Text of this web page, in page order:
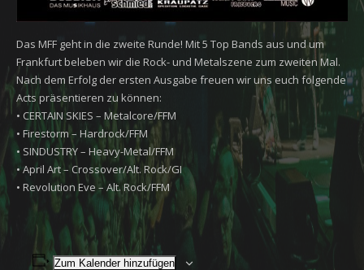
Das MFF geht in die zweite Runde! Mit 5 Top Bands aus und um
Frankfurt beleben wir die Rock- und Metalszene zum zweiten Mal.
Nach dem Erfolg der ersten Ausgabe freuen wir uns euch folgende
Acts präsentieren zu können:
• CERTAIN SKIES – Metalcore/FFM
• Firestorm – Hardrock/FFM
• SINDUSTRY – Heavy-Metal/FFM
• April Art – Crossover/Alt. Rock/GI
• Revolution Eve – Alt. Rock/FFM
Zum Kalender hinzufügen